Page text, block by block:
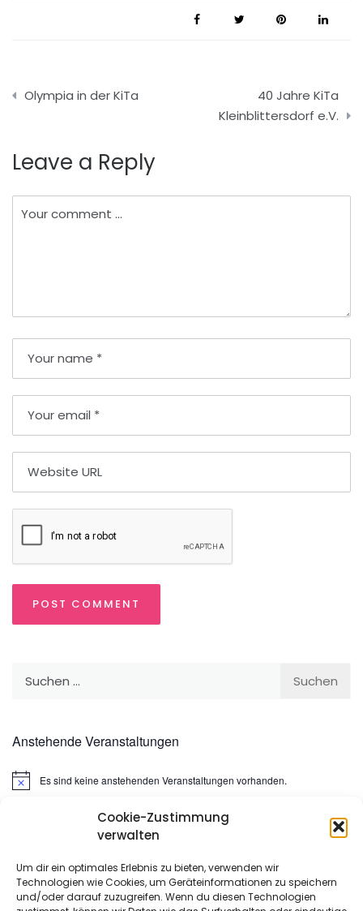
Cookie-Zustimmung
verwalten
Um dir ein optimales Erlebnis zu bieten, verwenden wir
Technologien wie Cookies, um Geräteinformationen zu speichern
und/oder darauf zuzugreifen. Wenn du diesen Technologien
Beitragsnavigation
Olympia in der KiTa
40 Jahre KiTa
Kleinblittersdorf e.V.
Leave a Reply
Anstehende Veranstaltungen
HinweisEs sind keine anstehenden Veranstaltungen vorhanden.
META